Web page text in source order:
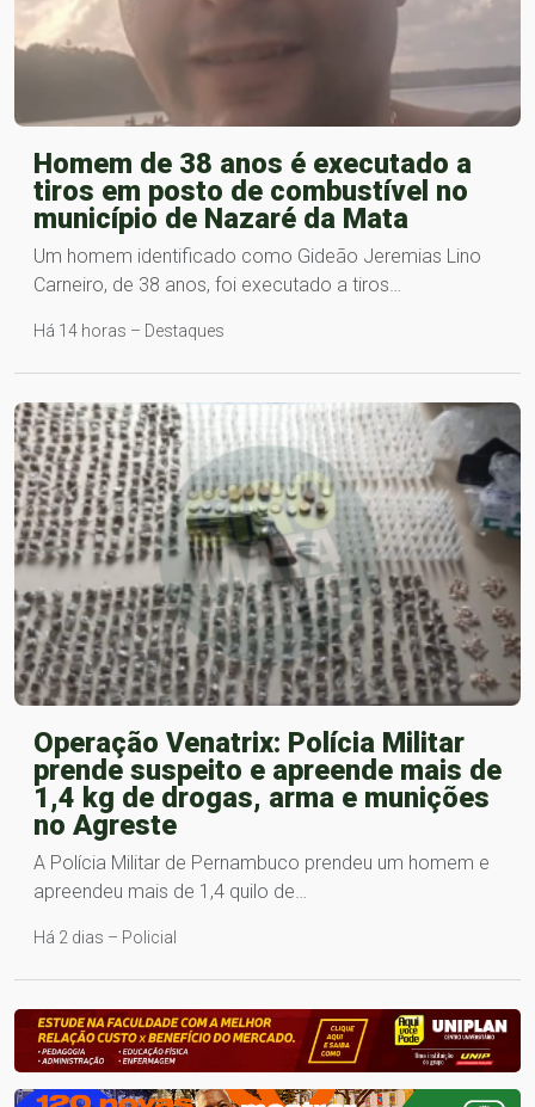
Homem de 38 anos é executado a
tiros em posto de combustível no
município de Nazaré da Mata
Um homem identificado como Gideão Jeremias Lino
Carneiro, de 38 anos, foi executado a tiros…
Há 14 horas – Destaques
Operação Venatrix: Polícia Militar
prende suspeito e apreende mais de
1,4 kg de drogas, arma e munições
no Agreste
A Polícia Militar de Pernambuco prendeu um homem e
apreendeu mais de 1,4 quilo de…
Há 2 dias – Policial